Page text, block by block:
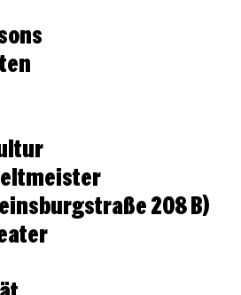
208 B)